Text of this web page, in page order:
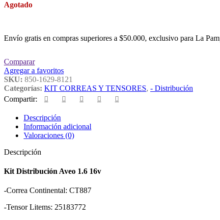
Agotado
Envío gratis en compras superiores a $50.000, exclusivo para La
Comparar
Agregar a favoritos
SKU: 850-1629-8121
Categorías: KIT CORREAS Y TENSORES, - Distribución
Compartir:
Descripción
Información adicional
Valoraciones (0)
Descripción
Kit Distribución Aveo 1.6 16v
-Correa Continental: CT887
-Tensor Litems: 25183772